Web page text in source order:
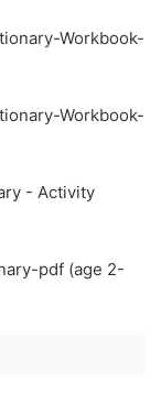
Workbook-
Workbook-
- Activity
pdf (age 2-